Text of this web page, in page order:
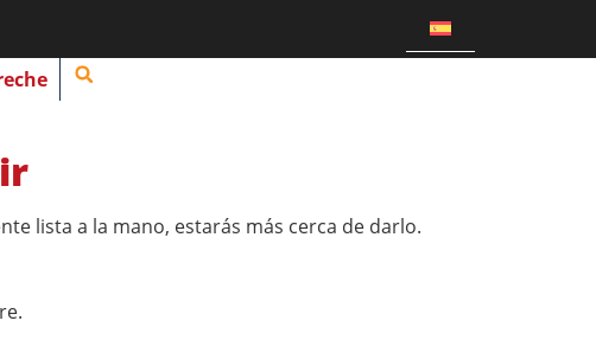
lista a la mano, estarás más cerca de darlo.